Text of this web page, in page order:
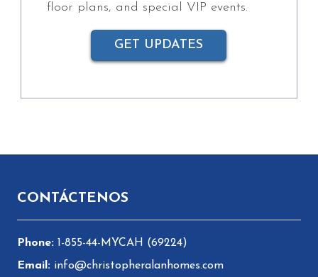
floor plans, and special VIP events.
GET UPDATES
CONTÁCTENOS
1-855-44-MYCAH (69224)
info@christopheralanhomes.com